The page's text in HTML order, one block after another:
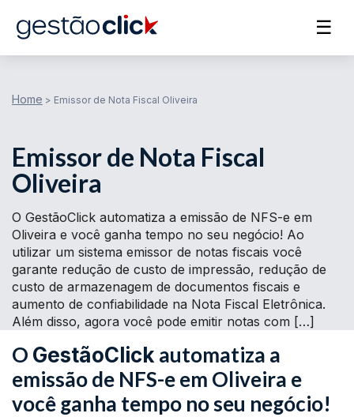
☰
Home > Emissor de Nota Fiscal Oliveira
Emissor de Nota Fiscal
Oliveira
O GestãoClick automatiza a emissão de NFS-e em
Oliveira e você ganha tempo no seu negócio! Ao
utilizar um sistema emissor de notas fiscais você
garante redução de custo de impressão, redução de
custo de armazenagem de documentos fiscais e
aumento de confiabilidade na Nota Fiscal Eletrônica.
Além disso, agora você pode emitir notas com […]
O GestãoClick automatiza a
emissão de NFS-e em Oliveira e
você ganha tempo no seu negócio!